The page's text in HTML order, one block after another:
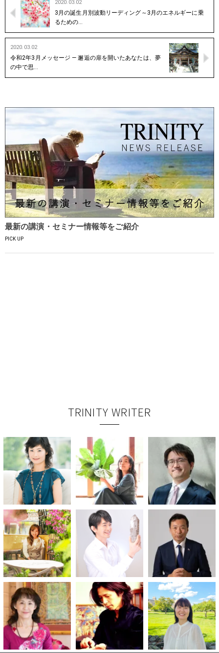
2020.03.02
3月の誕生月別波動リーディング～3月のエネルギーに乗
るための…
2020.03.02
令和2年3月メッセージ — 邂逅の扉を開いたあなたは、夢
の中で思…
最新の講演・セミナー情報等をご紹介
PICK UP
TRINITY WRITER